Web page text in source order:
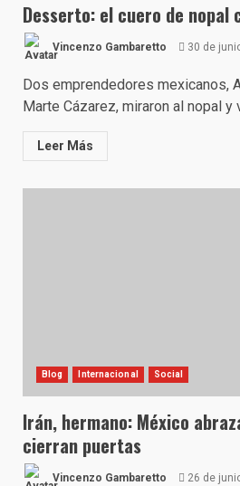
Desserto: el cuero de nopal
Vincenzo Gambaretto 30 de
Dos emprendedores mexicanos,
Marte Cázarez, miraron al nopal y
Leer Más
Blog Internacional Social
Irán, hermano: México
cierran puertas
Vincenzo Gambaretto 26 de